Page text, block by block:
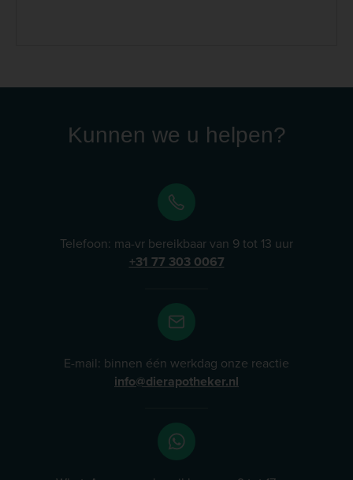
Kunnen we u helpen?
Telefoon: ma-vr bereikbaar van 9 tot 13 uur
+31 77 303 0067
E-mail: binnen één werkdag onze reactie
info@dierapotheker.nl